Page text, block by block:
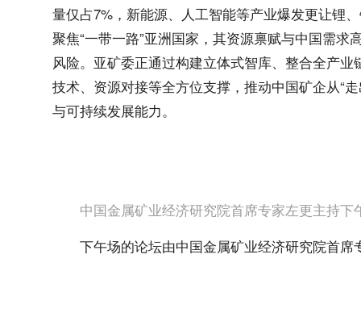
量仅占7%，新能源、人工智能等产业爆发更让锂
聚焦“一带一路”亚洲国家，其资源禀赋与中国需
风险。亚矿委正通过构建立体式智库、整合全产
技术、资源对接等全方位支撑，推动中国矿企从“
与可持续发展能力。
中国金属矿业经济研究院首席专家左更主持下
下午场的论坛由中国金属矿业经济研究院首席